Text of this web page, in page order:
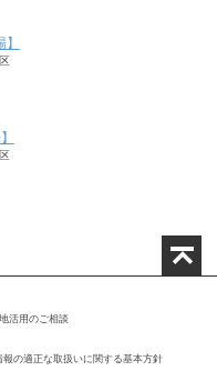
活用のご相談
報の適正な取扱いに関する基本方針